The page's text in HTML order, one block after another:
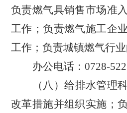
负责燃气具销售市场准
工作；负责燃气施工企
工作；负责城镇燃气行
办公电话： 0728-
（八）给排水管理科
改革措施并组织实施；